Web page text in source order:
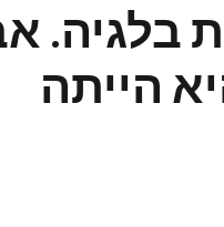
בלגיה.
הייתה